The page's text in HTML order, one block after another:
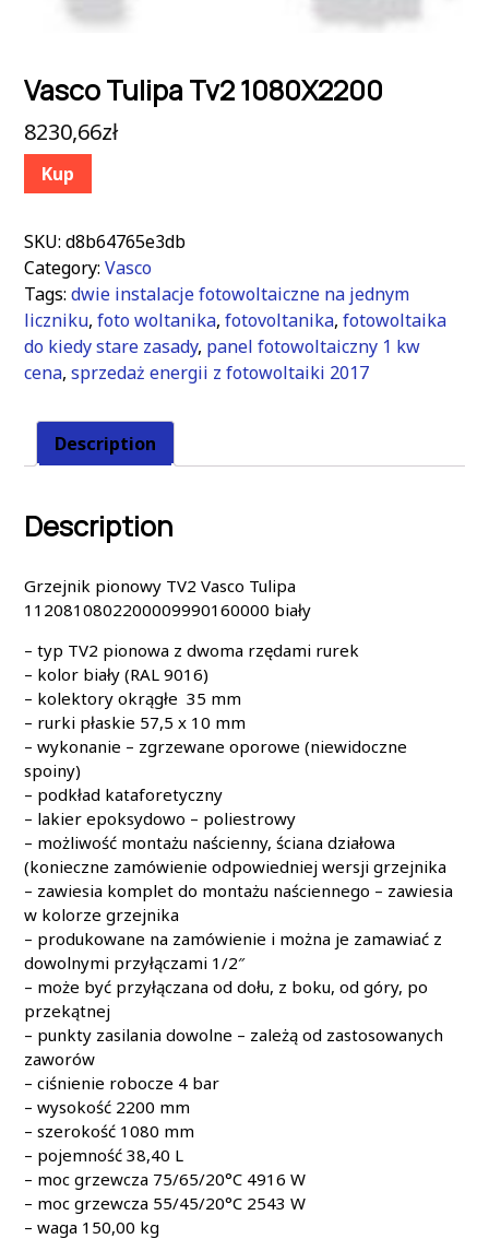
Vasco Tulipa Tv2 1080X2200
8230,66zł
Kup
SKU: d8b64765e3db
Category: Vasco
Tags: dwie instalacje fotowoltaiczne na jednym
liczniku, foto woltanika, fotovoltanika, fotowoltaika
do kiedy stare zasady, panel fotowoltaiczny 1 kw
cena, sprzedaż energii z fotowoltaiki 2017
Description
Description
Grzejnik pionowy TV2 Vasco Tulipa
1120810802200009990160000 biały
– typ TV2 pionowa z dwoma rzędami rurek
– kolor biały (RAL 9016)
– kolektory okrągłe 35 mm
– rurki płaskie 57,5 x 10 mm
– wykonanie – zgrzewane oporowe (niewidoczne
spoiny)
– podkład kataforetyczny
– lakier epoksydowo – poliestrowy
– możliwość montażu naścienny, ściana działowa
(konieczne zamówienie odpowiedniej wersji grzejnika
– zawiesia komplet do montażu naściennego – zawiesia
w kolorze grzejnika
– produkowane na zamówienie i można je zamawiać z
dowolnymi przyłączami 1/2″
– może być przyłączana od dołu, z boku, od góry, po
przekątnej
– punkty zasilania dowolne – zależą od zastosowanych
zaworów
– ciśnienie robocze 4 bar
– wysokość 2200 mm
– szerokość 1080 mm
– pojemność 38,40 L
– moc grzewcza 75/65/20°C 4916 W
– moc grzewcza 55/45/20°C 2543 W
– waga 150,00 kg